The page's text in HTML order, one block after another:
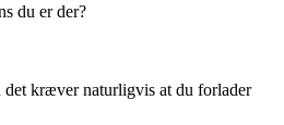
du er der?
kræver naturligvis at du forlader